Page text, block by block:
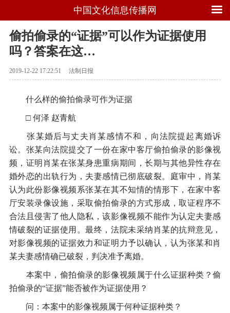
中国文化信息传播网
偷拍偷录的“证据”可以作为证据使用
吗？答案在这…
2019-12-22 17:22:51 法制日报
什么样的偷拍偷录可作为证据
□ 何泽 赵青航
张某婚后与丈夫肖某感情不和，向法院提起离婚诉
讼。张某向法院提交了一份在家中客厅偷拍偷录的影像视
频，证明肖某在张某身患重病期间，长期与其他异性存在
婚外恋的出轨行为，夫妻感情已彻底破裂。庭审中，肖某
认为此份影像视频系张某在其不知情的情形下，在家中客
厅安装录像设施，采取偷拍偷录的方式形成，取证程序不
合法且侵害了他人隐私，该影像视频不能作为认定夫妻感
情破裂的证据使用。最终，法院未采纳肖某的抗辩意见，
对影像视频的证据效力和证明力予以确认，认为张某和肖
某夫妻感情确已破裂，判决准予离婚。
本案中，偷拍偷录的影像视频属于什么证据种类？偷
拍偷录的“证据”能否被作为证据使用？
问：本案中的影像视频属于何种证据种类？